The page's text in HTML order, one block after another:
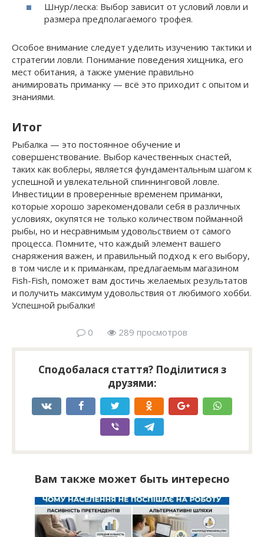
Шнур/леска: Выбор зависит от условий ловли и
размера предполагаемого трофея.
Особое внимание следует уделить изучению тактики и
стратегии ловли. Понимание поведения хищника, его
мест обитания, а также умение правильно
анимировать приманку — всё это приходит с опытом и
знаниями.
Итог
Рыбалка — это постоянное обучение и
совершенствование. Выбор качественных снастей,
таких как воблеры, является фундаментальным шагом к
успешной и увлекательной спиннинговой ловле.
Инвестиции в проверенные временем приманки,
которые хорошо зарекомендовали себя в различных
условиях, окупятся не только количеством пойманной
рыбы, но и несравнимым удовольствием от самого
процесса. Помните, что каждый элемент вашего
снаряжения важен, и правильный подход к его выбору,
в том числе и к приманкам, предлагаемым магазином
Fish-Fish, поможет вам достичь желаемых результатов
и получить максимум удовольствия от любимого хобби.
Успешной рыбалки!
0 289 просмотров
Сподобалася стаття? Поділитися з
друзями:
Вам также может быть интересно